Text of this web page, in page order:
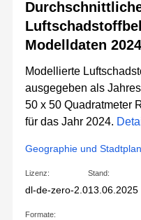
Modelldaten
Modellierte
ausgegeben als
50 x 50 Quadratmeter
für das Jahr 2024.
Geographie und
Lizenz:
dl-de-zero-2.0
Stand:
13.06.2025
Formate: